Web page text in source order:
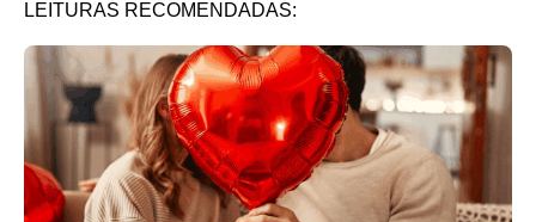
LEITURAS RECOMENDADAS: